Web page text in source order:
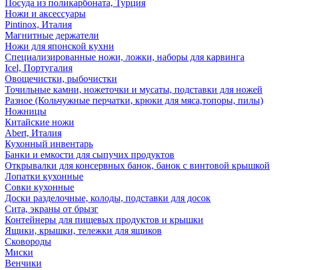
Посуда из поликарбоната, Турция
Ножи и аксессуары
Pintinox, Италия
Магнитные держатели
Ножи для японской кухни
Специализированные ножи, ложки, наборы для карвинга
Icel, Португалия
Овощечистки, рыбочистки
Точильные камни, ножеточки и мусаты, подставки для ножей
Разное (Кольчужные перчатки, крюки для мяса,топоры, пилы)
Ножницы
Китайские ножи
Abert, Италия
Кухонный инвентарь
Банки и емкости для сыпучих продуктов
Открывалки для консервных банок, банок с винтовой крышкой
Лопатки кухонные
Совки кухонные
Доски разделочные, колоды, подставки для досок
Сита, экраны от брызг
Контейнеры для пищевых продуктов и крышки
Ящики, крышки, тележки для ящиков
Сковороды
Миски
Венчики